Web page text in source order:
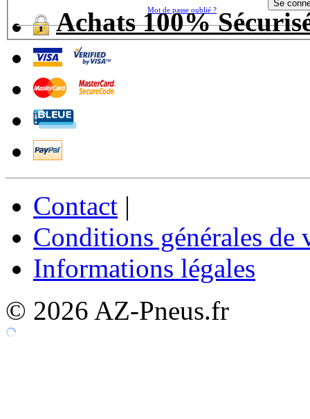
Mot de passe oublié ?
Achats 100%
Contact |
Conditions générales de
Informations légales
© 2026 AZ-Pneus.fr